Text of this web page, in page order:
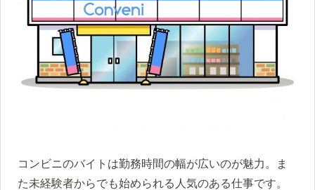
コンビニのバイトは勤務時間の幅が広いのが魅力。ま
た未経験者からでも始められる人気のある仕事です。